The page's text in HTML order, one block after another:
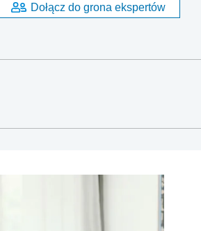
Dołącz do grona ekspertów